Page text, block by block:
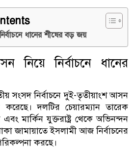
ধানের শীষের বড় জয়
নিয়ে নির্বাচনে ধানের
সংসদ নির্বাচনে দুই-তৃতীয়াংশ আসন
দলটির চেয়ারম্যান তারেক
মার্কিন যুক্তরাষ্ট্র থেকে অভিনন্দন
জামায়াতে ইসলামী আজ নির্বাচনের
করছে।